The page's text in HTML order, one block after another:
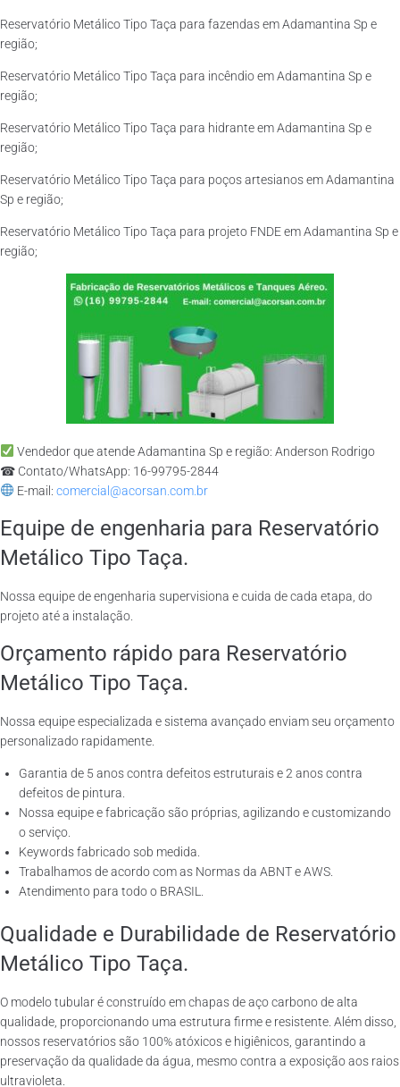
Reservatório Metálico Tipo Taça para fazendas em Adamantina Sp e
região;
Reservatório Metálico Tipo Taça para incêndio em Adamantina Sp e
região;
Reservatório Metálico Tipo Taça para hidrante em Adamantina Sp e
região;
Reservatório Metálico Tipo Taça para poços artesianos em Adamantina
Sp e região;
Reservatório Metálico Tipo Taça para projeto FNDE em Adamantina Sp e
região;
Vendedor que atende Adamantina Sp e região: Anderson Rodrigo
☎ Contato/WhatsApp: 16-99795-2844
E-mail: comercial@acorsan.com.br
Equipe de engenharia para Reservatório
Metálico Tipo Taça.
Nossa equipe de engenharia supervisiona e cuida de cada etapa, do
projeto até a instalação.
Orçamento rápido para Reservatório
Metálico Tipo Taça.
Nossa equipe especializada e sistema avançado enviam seu orçamento
personalizado rapidamente.
Garantia de 5 anos contra defeitos estruturais e 2 anos contra
defeitos de pintura.
Nossa equipe e fabricação são próprias, agilizando e customizando
o serviço.
Keywords fabricado sob medida.
Trabalhamos de acordo com as Normas da ABNT e AWS.
Atendimento para todo o BRASIL.
Qualidade e Durabilidade de Reservatório
Metálico Tipo Taça.
O modelo tubular é construído em chapas de aço carbono de alta
qualidade, proporcionando uma estrutura firme e resistente. Além disso,
nossos reservatórios são 100% atóxicos e higiênicos, garantindo a
preservação da qualidade da água, mesmo contra a exposição aos raios
ultravioleta.